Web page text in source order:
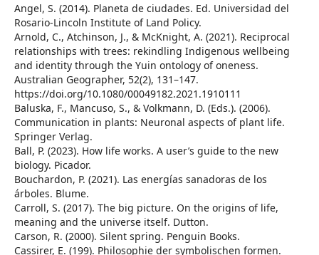
Angel, S. (2014). Planeta de ciudades. Ed. Universidad del
Rosario-Lincoln Institute of Land Policy.
Arnold, C., Atchinson, J., & McKnight, A. (2021). Reciprocal
relationships with trees: rekindling Indigenous wellbeing
and identity through the Yuin ontology of oneness.
Australian Geographer, 52(2), 131–147.
https://doi.org/10.1080/00049182.2021.1910111
Baluska, F., Mancuso, S., & Volkmann, D. (Eds.). (2006).
Communication in plants: Neuronal aspects of plant life.
Springer Verlag.
Ball, P. (2023). How life works. A user’s guide to the new
biology. Picador.
Bouchardon, P. (2021). Las energías sanadoras de los
árboles. Blume.
Carroll, S. (2017). The big picture. On the origins of life,
meaning and the universe itself. Dutton.
Carson, R. (2000). Silent spring. Penguin Books.
Cassirer, E. (199). Philosophie der symbolischen formen.